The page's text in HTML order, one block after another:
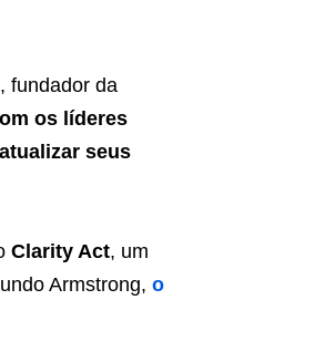
, fundador da
os líderes
seus
Clarity Act, um
Armstrong, o